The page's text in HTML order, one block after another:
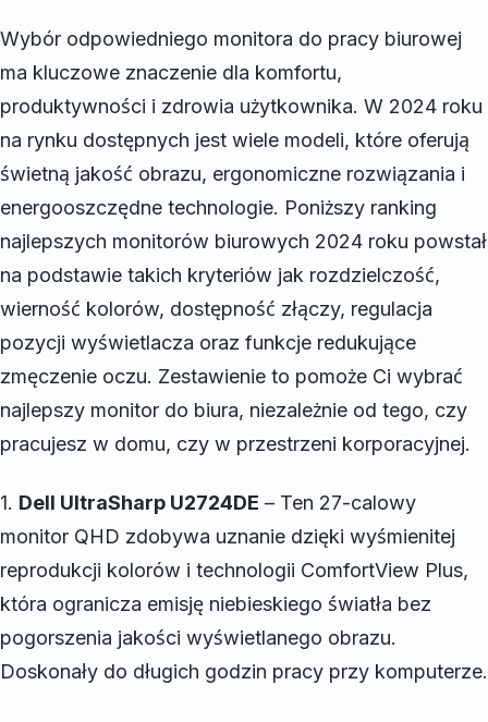
Wybór odpowiedniego monitora do pracy biurowej
ma kluczowe znaczenie dla komfortu,
produktywności i zdrowia użytkownika. W 2024 roku
na rynku dostępnych jest wiele modeli, które oferują
świetną jakość obrazu, ergonomiczne rozwiązania i
energooszczędne technologie. Poniższy ranking
najlepszych monitorów biurowych 2024 roku powstał
na podstawie takich kryteriów jak rozdzielczość,
wierność kolorów, dostępność złączy, regulacja
pozycji wyświetlacza oraz funkcje redukujące
zmęczenie oczu. Zestawienie to pomoże Ci wybrać
najlepszy monitor do biura, niezależnie od tego, czy
pracujesz w domu, czy w przestrzeni korporacyjnej.
1. Dell UltraSharp U2724DE – Ten 27-calowy
monitor QHD zdobywa uznanie dzięki wyśmienitej
reprodukcji kolorów i technologii ComfortView Plus,
która ogranicza emisję niebieskiego światła bez
pogorszenia jakości wyświetlanego obrazu.
Doskonały do długich godzin pracy przy komputerze.